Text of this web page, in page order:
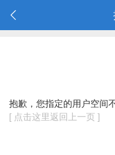
抱歉，您指定的用户空间
[ 点击这里返回上一页 ]